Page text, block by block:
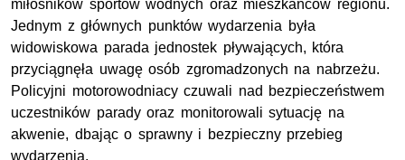
miłośników sportów wodnych oraz mieszkańców regionu.
Jednym z głównych punktów wydarzenia była
widowiskowa parada jednostek pływających, która
przyciągnęła uwagę osób zgromadzonych na nabrzeżu.
Policyjni motorowodniacy czuwali nad bezpieczeństwem
uczestników parady oraz monitorowali sytuację na
akwenie, dbając o sprawny i bezpieczny przebieg
wydarzenia.